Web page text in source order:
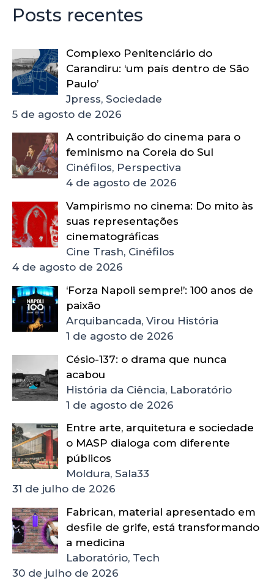
Posts recentes
Complexo Penitenciário do
Carandiru: ‘um país dentro de São
Paulo’
Jpress, Sociedade
5 de agosto de 2026
A contribuição do cinema para o
feminismo na Coreia do Sul
Cinéfilos, Perspectiva
4 de agosto de 2026
Vampirismo no cinema: Do mito às
suas representações
cinematográficas
Cine Trash, Cinéfilos
4 de agosto de 2026
‘Forza Napoli sempre!’: 100 anos de
paixão
Arquibancada, Virou História
1 de agosto de 2026
Césio-137: o drama que nunca
acabou
História da Ciência, Laboratório
1 de agosto de 2026
Entre arte, arquitetura e sociedade
o MASP dialoga com diferente
públicos
Moldura, Sala33
31 de julho de 2026
Fabrican, material apresentado em
desfile de grife, está transformando
a medicina
Laboratório, Tech
30 de julho de 2026